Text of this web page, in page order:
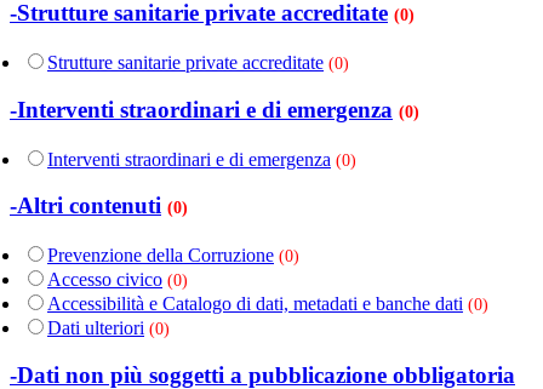
-Strutture sanitarie private accreditate (0)
Strutture sanitarie private accreditate (0)
-Interventi straordinari e di emergenza (0)
Interventi straordinari e di emergenza (0)
-Altri contenuti (0)
Prevenzione della Corruzione (0)
Accesso civico (0)
Accessibilità e Catalogo di dati, metadati e banche dati (0)
Dati ulteriori (0)
-Dati non più soggetti a pubblicazione obbligatoria